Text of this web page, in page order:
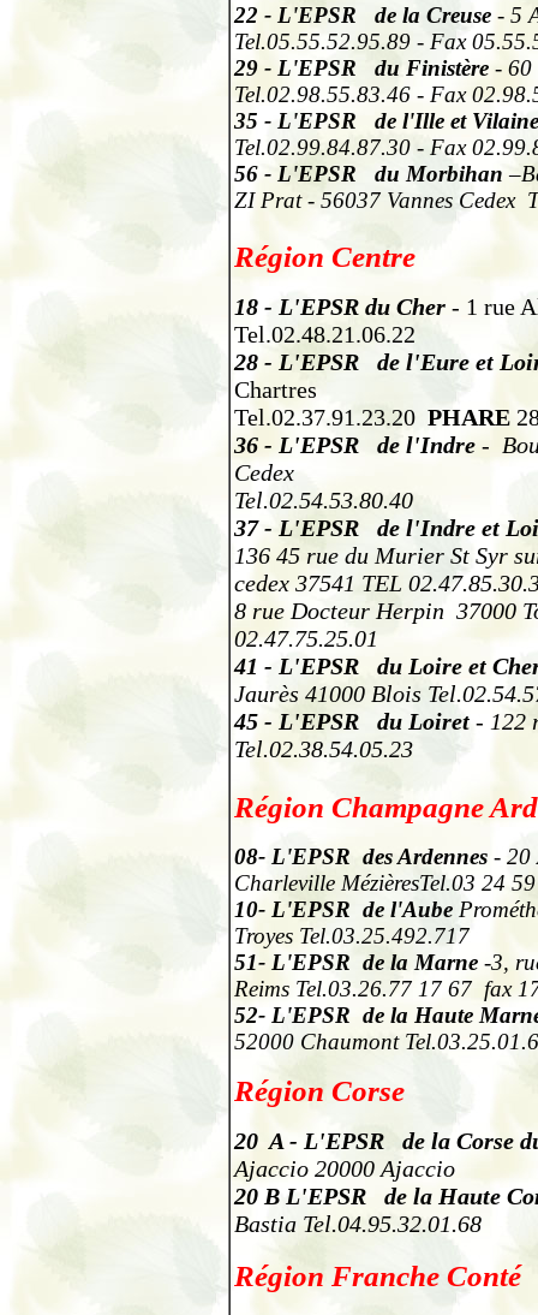
22 - L'EPSR de la Creuse - 5
Tel.05.55.52.95.89 - Fax
29 - L'EPSR du Finistère - 60
Tel.02.98.55.83.46 - Fax
35 - L'EPSR de l'Ille et Vilaine
Tel.02.99.84.87.30 - Fax
56 - L'EPSR du Morbihan
ZI Prat - 56037 Vannes Cedex
Région Centre
18 - L'EPSR du Cher - 1 rue
Tel.02.48.21.06.22
28 - L'EPSR de l'Eure et
Chartres
Tel.02.37.91.23.20 PHARE
36 - L'EPSR de l'Indre -
Cedex
Tel.02.54.53.80.40
37 - L'EPSR de l'Indre et
136 45 rue du Murier St Syr
cedex 37541 TEL
8 rue Docteur Herpin 37000
02.47.75.25.01
41 - L'EPSR du Loire et
Jaurès 41000 Blois
45 - L'EPSR du Loiret - 122
Tel.02.38.54.05.23
Région Champagne
08- L'EPSR des Ardennes - 20
Charleville MézièresTel.03 24
10- L'EPSR de l'Aube
Troyes Tel.03.25.492.717
51- L'EPSR de la Marne -3,
Reims Tel.03.26.77 17 67 fax
52- L'EPSR de la Haute
52000 Chaumont
Région Corse
20 A - L'EPSR de la Corse
Ajaccio 20000 Ajaccio
20 B L'EPSR de la Haute
Bastia Tel.04.95.32.01.68
Région Franche Conté